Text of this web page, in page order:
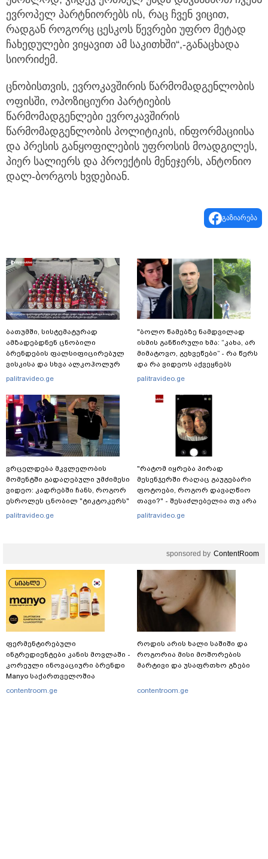
ევროპელ პარტნიორებს ის, რაც ჩვენ ვიცით,
რადგან როგორც ცესკოს წევრები უფრო მეტად
ჩახედულები ვიყავით ამ საკითხში“,-განაცხადა
სიორიძემ.
ცნობისთვის, ევროკავშირის წარმომადგენლობის
ოფისში, ოპოზიციური პარტიების
წარმომადგენლები ევროკავშირის
წარმომადგენლობის პოლიტიკის, ინფორმაციისა
და პრესის განყოფილების უფროსის მოადგილეს,
პიერ სალიერს და პროექტის მენეჯერს, ანტონიო
დალ-ბორგოს ხვდებიან.
გაზიარება
ბათუმში, სისტემატურად
ამზადებდნენ ცნობილი
ბრენდების ფალსიფიცირებულ
ვისკისა და სხვა ალკოჰოლურ
სასმელებს - რა დეტალებს
სამინისტროს საგამოძიებო
სამსახური?
palitravideo.ge
ვრცელდება მკვლელობის
მომენტში გადაღებული უმძიმესი
ვიდეო: კადრებში ჩანს, როგორ
ესროლეს ცნობილ "ტიკტოკერს"
ლაივის დროს - რას ამბობს
palitravideo.ge
"ბოლო წამებზე ნამდვილად
ისმის განწირული ხმა: “კახა, არ
მიმატოვო, გეხვეწები” - რა წერს
და რა ვიდეოს აქვეყნებს
ადვოკატი, ტარიელ კაკაბაძე?
palitravideo.ge
"რატომ იყრება პირად
მესენჯერში რაღაც გაუგებარი
ფოტოები, როგორ დავაღწიო
თავი?" - შესაძლებელია თუ არა
ამ ფუნქციის წაშლა?
palitravideo.ge
sponsored by ContentRoom
ფერმენტირებული
ინგრედიენტები კანის მოვლაში -
კორეული ინოვაციური ბრენდი
Manyo საქართველოშია
contentroom.ge
როდის არის ხალი საშიში და
როგორია მისი მოშორების
მარტივი და უსაფრთხო გზები
contentroom.ge